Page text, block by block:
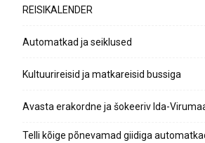
REISIKALENDER
Automatkad ja seiklused
Kultuurireisid ja matkareisid bussiga
Avasta erakordne ja šokeeriv Ida-
Telli kõige põnevamad giidiga